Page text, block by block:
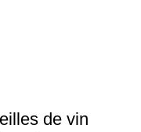
de vin